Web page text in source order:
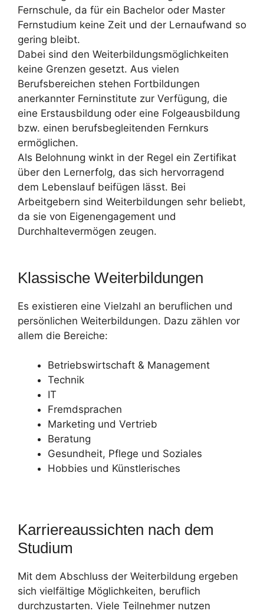
Fernschule, da für ein Bachelor oder Master
Fernstudium keine Zeit und der Lernaufwand so
gering bleibt.
Dabei sind den Weiterbildungsmöglichkeiten
keine Grenzen gesetzt. Aus vielen
Berufsbereichen stehen Fortbildungen
anerkannter Ferninstitute zur Verfügung, die
eine Erstausbildung oder eine Folgeausbildung
bzw. einen berufsbegleitenden Fernkurs
ermöglichen.
Als Belohnung winkt in der Regel ein Zertifikat
über den Lernerfolg, das sich hervorragend
dem Lebenslauf beifügen lässt. Bei
Arbeitgebern sind Weiterbildungen sehr beliebt,
da sie von Eigenengagement und
Durchhaltevermögen zeugen.
Klassische Weiterbildungen
Es existieren eine Vielzahl an beruflichen und
persönlichen Weiterbildungen. Dazu zählen vor
allem die Bereiche:
Betriebswirtschaft & Management
Technik
IT
Fremdsprachen
Marketing und Vertrieb
Beratung
Gesundheit, Pflege und Soziales
Hobbies und Künstlerisches
Karriereaussichten nach dem
Studium
Mit dem Abschluss der Weiterbildung ergeben
sich vielfältige Möglichkeiten, beruflich
durchzustarten. Viele Teilnehmer nutzen